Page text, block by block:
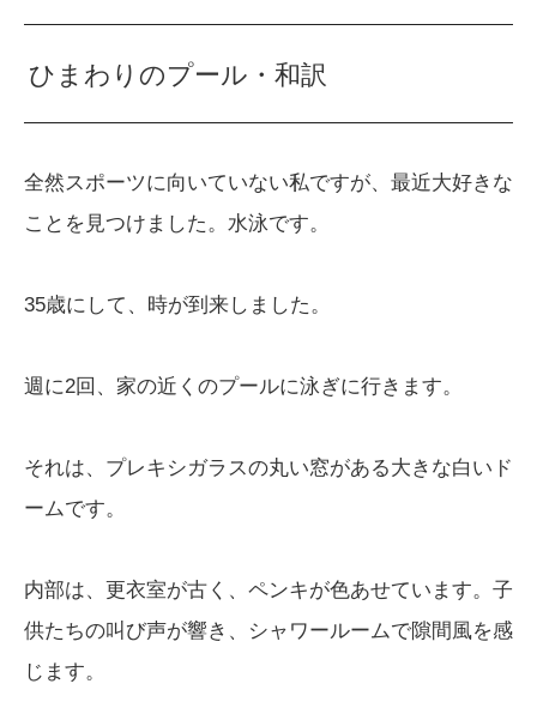
ひまわりのプール・和訳
全然スポーツに向いていない私ですが、最近大好きな
ことを見つけました。水泳です。
35歳にして、時が到来しました。
週に2回、家の近くのプールに泳ぎに行きます。
それは、プレキシガラスの丸い窓がある大きな白いド
ームです。
内部は、更衣室が古く、ペンキが色あせています。子
供たちの叫び声が響き、シャワールームで隙間風を感
じます。